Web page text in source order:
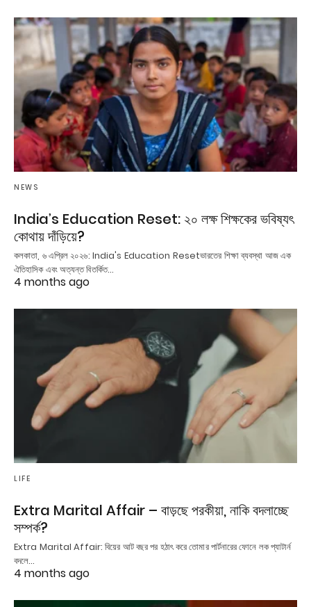
NEWS
India’s Education Reset: ২০ লক্ষ শিক্ষকের ভবিষ্যৎ
কোথায় দাঁড়িয়ে?
কলকাতা, ৬ এপ্রিল ২০২৬: India's Education Resetভারতের শিক্ষা ব্যবস্থা আজ এক
ঐতিহাসিক এবং অত্যন্ত বিতর্কিত…
4 months ago
LIFE
Extra Marital Affair – বাড়ছে পরকীয়া, নাকি বদলাচ্ছে
সম্পর্ক?
Extra Marital Affair: বিয়ের আট বছর পর হঠাৎ করে তোমার পার্টনারের ফোনে লক প্যাটার্ন
বদলে…
4 months ago